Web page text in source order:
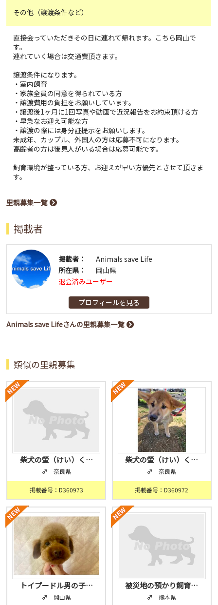
その他（譲渡条件など）
直接会っていただきその日に連れて帰れます。こちら岡山で
す。
連れていく場合は交通費頂きます。
譲渡条件になります。
・室内飼育
・家族全員の同意を得られている方
・譲渡費用の負担をお願いしています。
・譲渡後1ヶ月に1回写真や動画で近況報告をお約束頂ける方
・早急なお迎え可能な方
・譲渡の際には身分証提示をお願いします。
未成年、カップル、外国人の方は応募不可になります。
高齢者の方は後見人がいる場合は応募可能です。
飼育環境が整っている方、お迎えが早い方優先とさせて頂きま
す。
里親募集一覧
掲載者
掲載者：
Animals save Life
所在県：
岡山県
退会済みユーザー
プロフィールを見る
Animals save Lifeさんの里親募集一覧
類似の里親募集
柴犬の螢（けい）く…
♂ 奈良県
掲載番号：D360973
柴犬の螢（けい）く…
♂ 奈良県
掲載番号：D360972
トイプードル男の子…
♂ 岡山県
被災地の預かり飼育…
♂ 熊本県